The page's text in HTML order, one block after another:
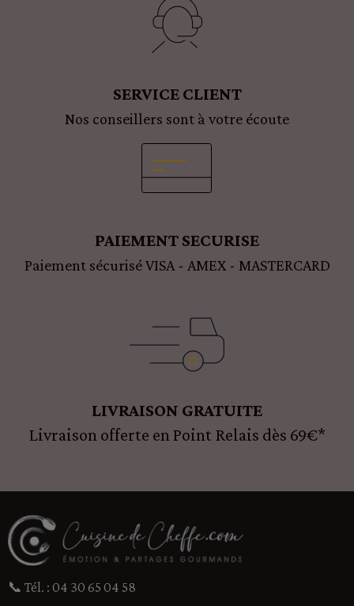
SERVICE CLIENT
Nos conseillers sont à votre écoute
PAIEMENT SECURISE
Paiement sécurisé VISA - AMEX - MASTERCARD
LIVRAISON GRATUITE
Livraison offerte en Point Relais dès 69€*
📞 Tél. : 04 30 65 04 58